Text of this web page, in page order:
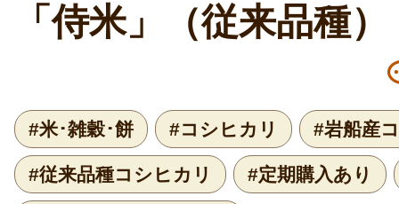
「侍米」（従来品種）
#米･雑穀･餅 #コシヒカリ #岩船産
#従来品種コシヒカリ #定期購入あり